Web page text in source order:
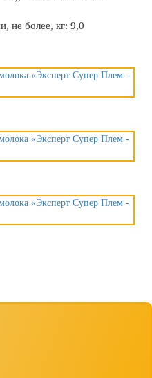
не более, кг: 9,0